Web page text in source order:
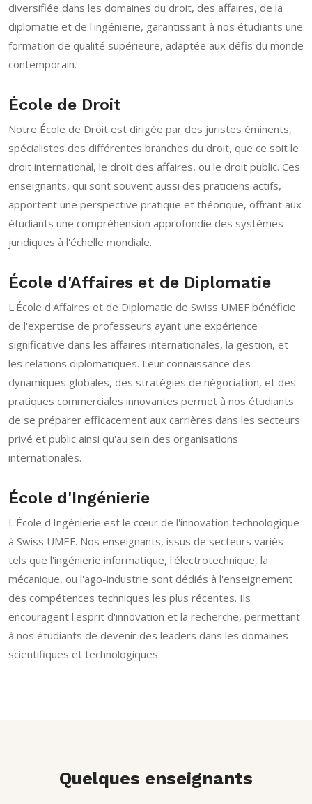
diversifiée dans les domaines du droit, des affaires, de la
diplomatie et de l'ingénierie, garantissant à nos étudiants une
formation de qualité supérieure, adaptée aux défis du monde
contemporain.
École de Droit
Notre École de Droit est dirigée par des juristes éminents,
spécialistes des différentes branches du droit, que ce soit le
droit international, le droit des affaires, ou le droit public. Ces
enseignants, qui sont souvent aussi des praticiens actifs,
apportent une perspective pratique et théorique, offrant aux
étudiants une compréhension approfondie des systèmes
juridiques à l'échelle mondiale.
École d'Affaires et de Diplomatie
L'École d'Affaires et de Diplomatie de Swiss UMEF bénéficie
de l'expertise de professeurs ayant une expérience
significative dans les affaires internationales, la gestion, et
les relations diplomatiques. Leur connaissance des
dynamiques globales, des stratégies de négociation, et des
pratiques commerciales innovantes permet à nos étudiants
de se préparer efficacement aux carrières dans les secteurs
privé et public ainsi qu'au sein des organisations
internationales.
École d'Ingénierie
L'École d'Ingénierie est le cœur de l'innovation technologique
à Swiss UMEF. Nos enseignants, issus de secteurs variés
tels que l'ingénierie informatique, l'électrotechnique, la
mécanique, ou l'ago-industrie sont dédiés à l'enseignement
des compétences techniques les plus récentes. Ils
encouragent l'esprit d'innovation et la recherche, permettant
à nos étudiants de devenir des leaders dans les domaines
scientifiques et technologiques.
Quelques enseignants